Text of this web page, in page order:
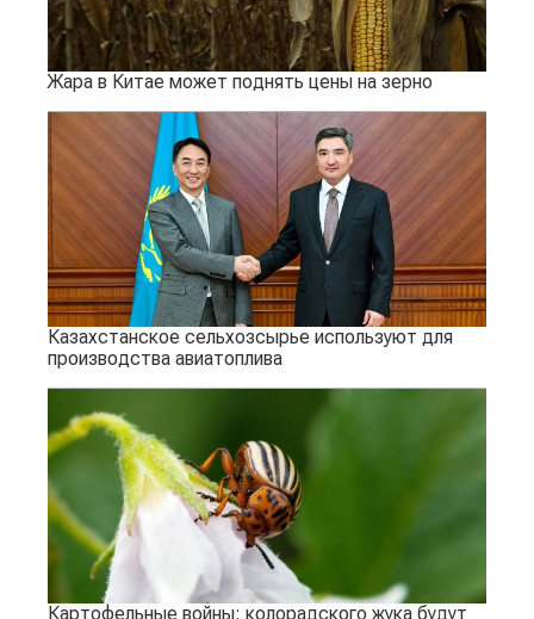
Жара в Китае может поднять цены на зерно
Казахстанское сельхозсырье используют для
производства авиатоплива
Картофельные войны: колорадского жука будут